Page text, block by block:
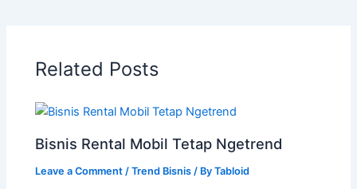
Related Posts
Bisnis Rental Mobil Tetap Ngetrend
Leave a Comment /Trend Bisnis / ByTabloid